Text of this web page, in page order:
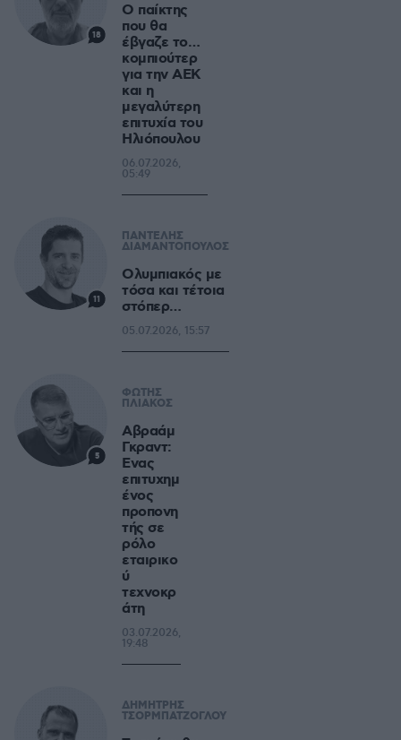
18
Ο παίκτης
που θα
έβγαζε το…
κομπιούτερ
για την ΑΕΚ
και η
μεγαλύτερη
επιτυχία του
Ηλιόπουλου
06.07.2026,
05:49
11
ΠΑΝΤΕΛΗΣ
ΔΙΑΜΑΝΤΟΠΟΥΛΟΣ
Ολυμπιακός με
τόσα και τέτοια
στόπερ…
05.07.2026, 15:57
5
ΦΩΤΗΣ
ΠΛΙΑΚΟΣ
Αβραάμ
Γκραντ:
Ενας
επιτυχημ
ένος
προπονη
τής σε
ρόλο
εταιρικο
ύ
τεχνοκρ
άτη
03.07.2026,
19:48
ΔΗΜΗΤΡΗΣ
ΤΣΟΡΜΠΑΤΖΟΓΛΟΥ